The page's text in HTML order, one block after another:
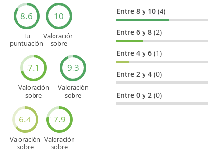
8.6
Tu
puntuación
10
Valoración
sobre
7.1
Valoración
sobre
9.3
Valoración
sobre
turísticos
6.4
Valoración
sobre
7.9
Valoración
sobre
Entre 8 y 10(4)
Entre 6 y 8(2)
Entre 4 y 6(1)
Entre 2 y 4(0)
Entre 0 y 2(0)